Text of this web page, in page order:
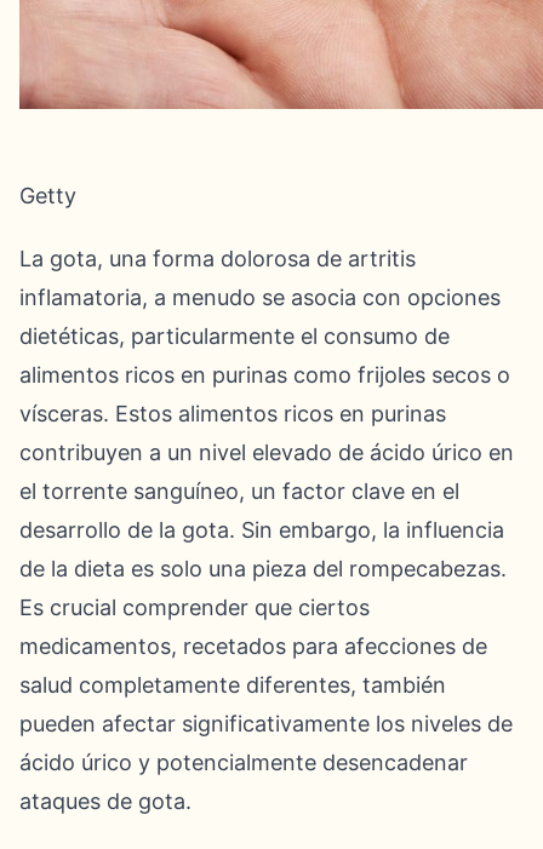
Getty
La gota, una forma dolorosa de artritis
inflamatoria, a menudo se asocia con opciones
dietéticas, particularmente el consumo de
alimentos ricos en purinas como frijoles secos o
vísceras. Estos alimentos ricos en purinas
contribuyen a un nivel elevado de ácido úrico en
el torrente sanguíneo, un factor clave en el
desarrollo de la gota. Sin embargo, la influencia
de la dieta es solo una pieza del rompecabezas.
Es crucial comprender que ciertos
medicamentos, recetados para afecciones de
salud completamente diferentes, también
pueden afectar significativamente los niveles de
ácido úrico y potencialmente desencadenar
ataques de gota.